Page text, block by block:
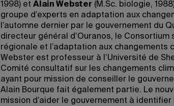
1998) et Alain Webster (M.Sc. biologie,
groupe d’experts en adaptation aux
l’automne dernier par le gouvernement du
directeur général d’Ouranos, le Consortium
régionale et l’adaptation aux changements
Webster est professeur à l’Université de
Comité consultatif sur les changements
ayant pour mission de conseiller le
Alain Bourque fait également partie. Le
mission d’aider le gouvernement à